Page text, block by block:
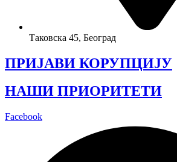
Таковска 45, Београд
ПРИЈАВИ КОРУПЦИЈУ
НАШИ ПРИОРИТЕТИ
Facebook